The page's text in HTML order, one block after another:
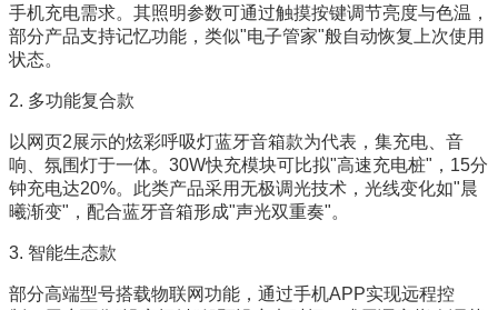
手机充电需求。其照明参数可通过触摸按键调节亮度与色温，
部分产品支持记忆功能，类似"电子管家"般自动恢复上次使用
状态。
2. 多功能复合款
以网页2展示的炫彩呼吸灯蓝牙音箱款为代表，集充电、音
响、氛围灯于一体。30W快充模块可比拟"高速充电桩"，15分
钟充电达20%。此类产品采用无极调光技术，光线变化如"晨
曦渐变"，配合蓝牙音箱形成"声光双重奏"。
3. 智能生态款
部分高端型号搭载物联网功能，通过手机APP实现远程控